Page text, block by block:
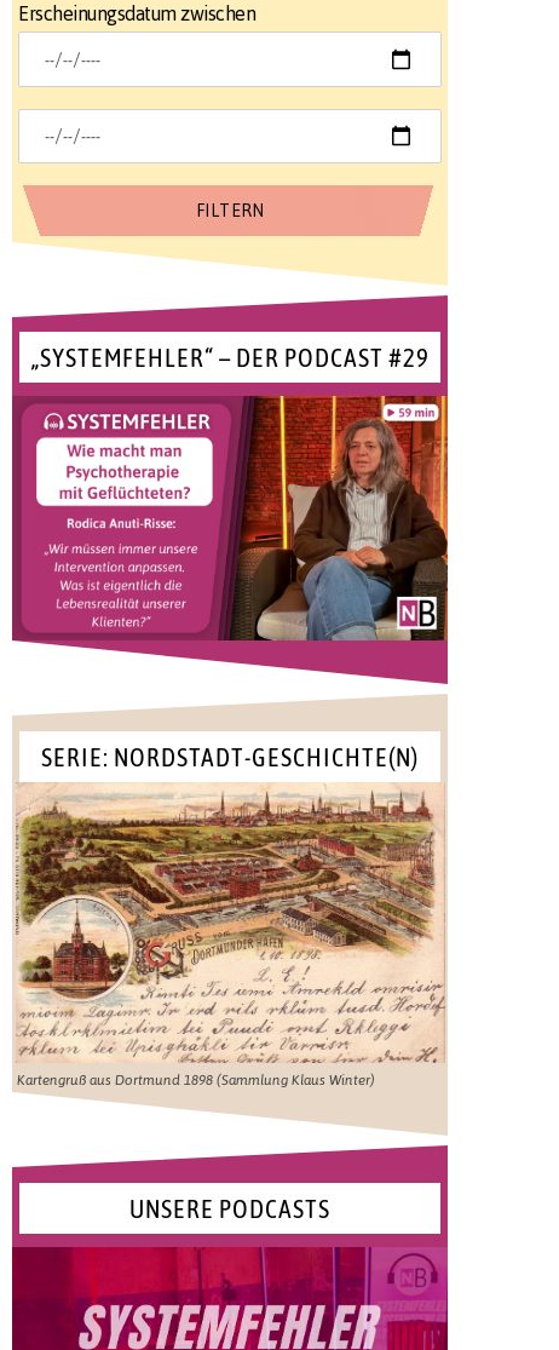
Erscheinungsdatum zwischen
„SYSTEMFEHLER“ – DER PODCAST #29
SERIE: NORDSTADT-GESCHICHTE(N)
Kartengruß aus Dortmund 1898 (Sammlung Klaus Winter)
UNSERE PODCASTS